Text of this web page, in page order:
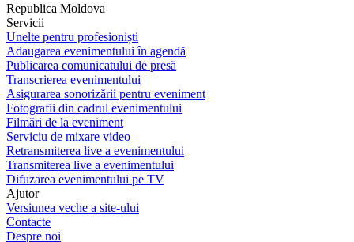
Republica Moldova
Servicii
Unelte pentru profesioniști
Adaugarea evenimentului în agendă
Publicarea comunicatului de presă
Transcrierea evenimentului
Asigurarea sonorizării pentru eveniment
Fotografii din cadrul evenimentului
Filmări de la eveniment
Serviciu de mixare video
Retransmiterea live a evenimentului
Transmiterea live a evenimentului
Difuzarea evenimentului pe TV
Ajutor
Versiunea veche a site-ului
Contacte
Despre noi